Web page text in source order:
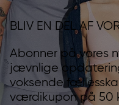
BLIV EN DEL AF
Abonner på vores
jævnlige
voksende
værdikupon på 50